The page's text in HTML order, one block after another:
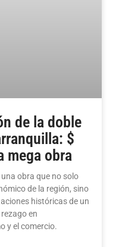
de la doble
$
mega obra
obra que no solo
de la región, sino
históricas de un
en
y el comercio.